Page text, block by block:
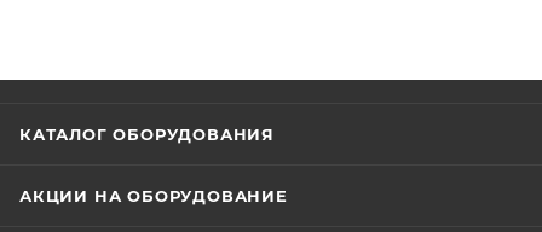
КАТАЛОГ ОБОРУДОВАНИЯ
АКЦИИ НА ОБОРУДОВАНИЕ